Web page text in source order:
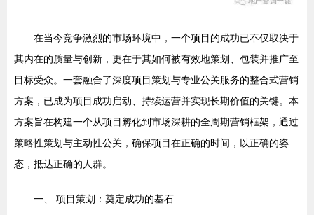
在当今竞争激烈的市场环境中，一个项目的成功已不仅取决于
其内在的质量与创新，更在于其如何被有效地策划、包装并推广至
目标受众。一套融合了深度项目策划与专业公关服务的整合式营销
方案，已成为项目成功启动、持续运营并实现长期价值的关键。本
方案旨在构建一个从项目孵化到市场深耕的全周期营销框架，通过
策略性策划与主动性公关，确保项目在正确的时间，以正确的姿
态，抵达正确的人群。
一、 项目策划：奠定成功的基石